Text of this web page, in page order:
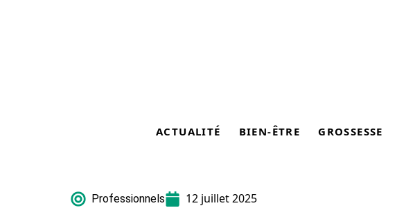
ACTUALITÉ BIEN-ÊTRE GROSSESSE
Professionnels 12 juillet 2025